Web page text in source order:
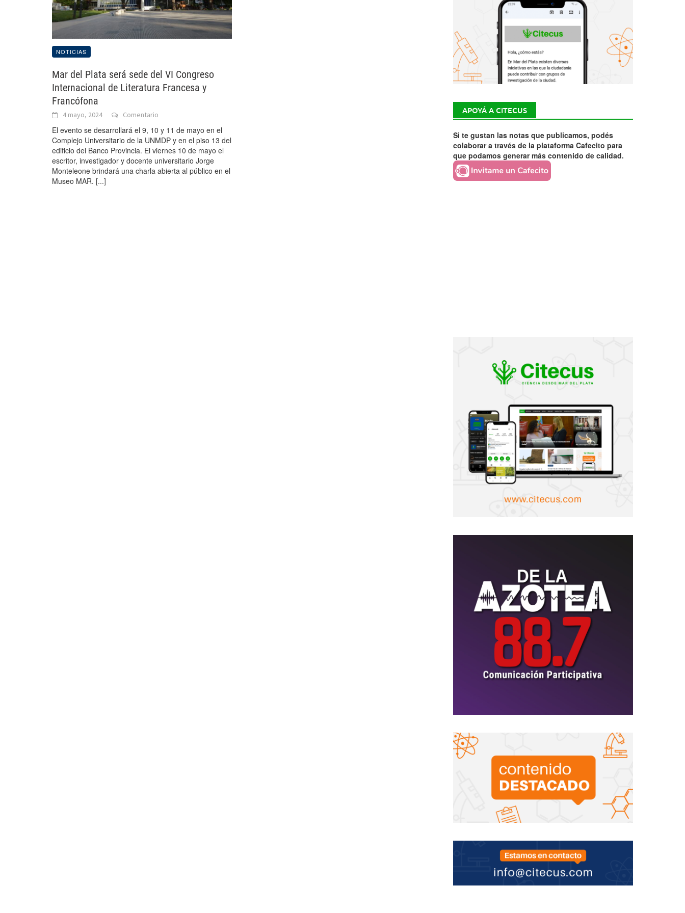
NOTICIAS
Mar del Plata será sede del VI Congreso
Internacional de Literatura Francesa y
Francófona
4 mayo, 2024 Comentario
El evento se desarrollará el 9, 10 y 11 de mayo en el
Complejo Universitario de la UNMDP y en el piso 13 del
edificio del Banco Provincia. El viernes 10 de mayo el
escritor, investigador y docente universitario Jorge
Monteleone brindará una charla abierta al público en el
Museo MAR. [...]
APOYÁ A CITECUS
Si te gustan las notas que publicamos, podés
colaborar a través de la plataforma Cafecito para
que podamos generar más contenido de calidad.